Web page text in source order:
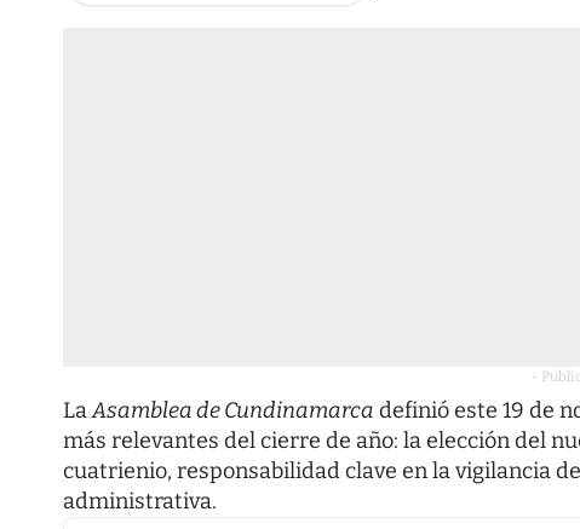
-
LaAsamblea de Cundinamarca definió este 19 de
más relevantes del cierre de año: la elección del
cuatrienio, responsabilidad clave en la vigilancia
administrativa.